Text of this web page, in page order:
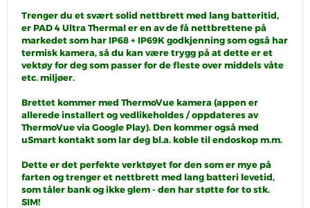
Trenger du et svært solid nettbrett med lang batteritid,
er PAD 4 Ultra Thermal er en av de få nettbrettene på
markedet som har IP68 + IP69K godkjenning som også har
termisk kamera, så du kan være trygg på at dette er et
vektøy for deg som passer for de fleste over middels våte
etc. miljøer.
Brettet kommer med ThermoVue kamera (appen er
allerede installert og vedlikeholdes / oppdateres av
ThermoVue via Google Play). Den kommer også med
uSmart kontakt som lar deg bl.a. koble til endoskop m.m.
Dette er det perfekte verktøyet for den som er mye på
farten og trenger et nettbrett med lang batteri levetid,
som tåler bank og ikke glem - den har støtte for to stk.
SIM!